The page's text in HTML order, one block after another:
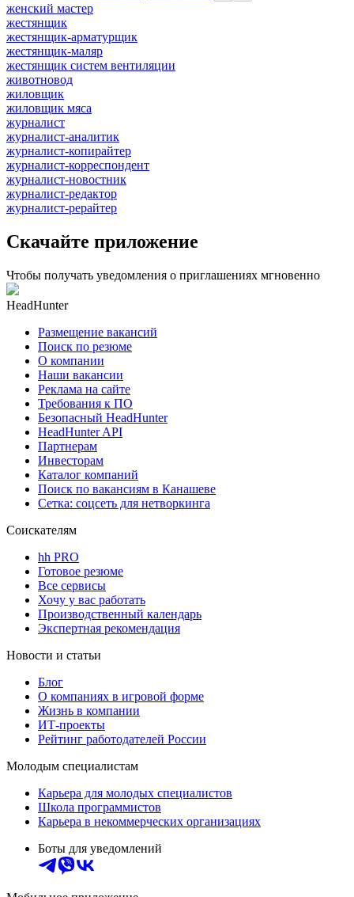
женский мастер
жестянщик
жестянщик-арматурщик
жестянщик-маляр
жестянщик систем вентиляции
животновод
жиловщик
жиловщик мяса
журналист
журналист-аналитик
журналист-копирайтер
журналист-корреспондент
журналист-новостник
журналист-редактор
журналист-рерайтер
Скачайте приложение
Чтобы получать уведомления о приглашениях мгновенно
HeadHunter
Размещение вакансий
Поиск по резюме
О компании
Наши вакансии
Реклама на сайте
Требования к ПО
Безопасный HeadHunter
HeadHunter API
Партнерам
Инвесторам
Каталог компаний
Поиск по вакансиям в Канашеве
Сетка: соцсеть для нетворкинга
Соискателям
hh PRO
Готовое резюме
Все сервисы
Хочу у вас работать
Производственный календарь
Экспертная рекомендация
Новости и статьи
Блог
О компаниях в игровой форме
Жизнь в компании
ИТ-проекты
Рейтинг работодателей России
Молодым специалистам
Карьера для молодых специалистов
Школа программистов
Карьера в некоммерческих организациях
Боты для уведомлений